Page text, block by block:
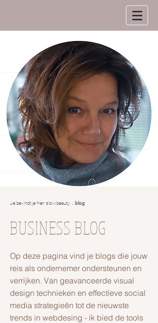
Je bevindt je hier: slowbeauty blog
BUSINESS BLOG
Op deze pagina vind je blogs die jouw
reis als ondernemer ondersteunen en
verrijken. Van geavanceerde visual
design technieken en effectieve social
media strategieën tot de nieuwste
trends in webdesing - ik bied de tools